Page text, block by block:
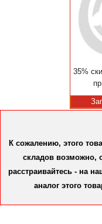
35%
К сожалению, этого
складов возможно,
расстраивайтесь - на
аналог этого